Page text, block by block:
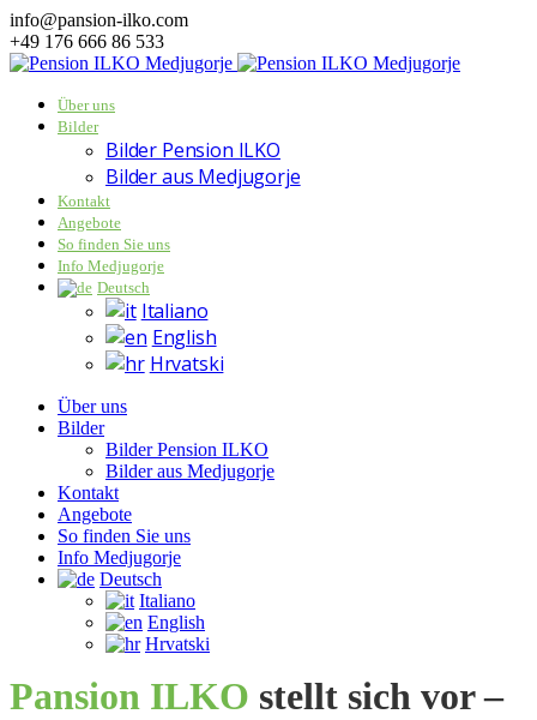
info@pansion-ilko.com
+49 176 666 86 533
Über uns
Bilder
Bilder Pension ILKO
Bilder aus Medjugorje
Kontakt
Angebote
So finden Sie uns
Info Medjugorje
Deutsch
Italiano
English
Hrvatski
Über uns
Bilder
Bilder Pension ILKO
Bilder aus Medjugorje
Kontakt
Angebote
So finden Sie uns
Info Medjugorje
Deutsch
Italiano
English
Hrvatski
Pansion ILKO stellt sich vor –